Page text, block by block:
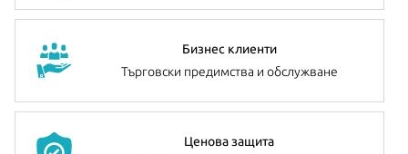
Бизнес клиенти
Търговски предимства и обслужване
Ценова защита